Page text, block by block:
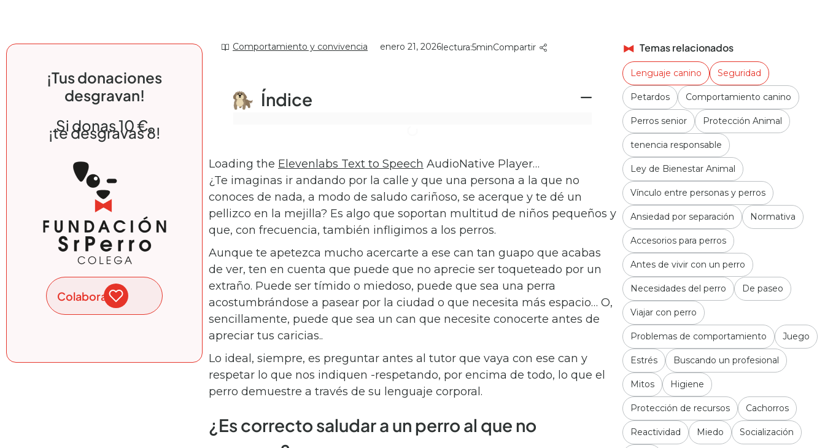
¡Tus donaciones
desgravan!
Si donas 10 €,
¡te desgravas 8!
Colabora
Comportamiento y convivencia enero 21, 2026lectura:5 Compartir
Índice
Loading the Elevenlabs Text to Speech AudioNative Player…
¿Te imaginas ir andando por la calle y que una persona a la que no
conoces de nada, a modo de saludo cariñoso, se acerque y te dé un
pellizco en la mejilla? Es algo que soportan multitud de niños pequeños y
que, con frecuencia, también infligimos a los perros.
Aunque te apetezca mucho acercarte a ese can tan guapo que acabas
de ver, ten en cuenta que puede que no aprecie ser toqueteado por un
extraño. Puede ser tímido o miedoso, puede que sea una perra
acostumbrándose a pasear por la ciudad o que necesita más espacio… O,
sencillamente, puede que sea un can que necesite conocerte antes de
apreciar tus caricias..
Lo ideal, siempre, es preguntar antes al tutor que vaya con ese can y
respetar lo que nos indiquen -respetando, por encima de todo, lo que el
perro demuestre a través de su lenguaje corporal.
¿Es correcto saludar a un perro al que no
Temas relacionados
Petardos Comportamiento canino
Perros senior Protección Animal
tenencia responsable
Ley de Bienestar Animal
Vínculo entre personas y perros
Ansiedad por separación Normativa
Accesorios para perros
Lenguaje canino
Antes de vivir con un perro
Necesidades del perro De paseo
Viajar con perro
Problemas de comportamiento Juego
Estrés Buscando un profesional
Mitos Higiene
Protección de recursos Cachorros
Reactividad Miedo Socialización
Seguridad